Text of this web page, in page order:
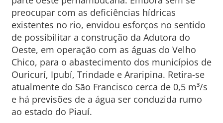
preocupar com as deficiências hídricas
existentes no rio, envidou esforços no sentido
de possibilitar a construção da Adutora do
Oeste, em operação com as águas do Velho
Chico, para o abastecimento dos municípios de
Ouricurí, Ipubí, Trindade e Araripina. Retira-se
atualmente do São Francisco cerca de 0,5 m³/s
e há previsões de a água ser conduzida rumo
ao estado do Piauí.